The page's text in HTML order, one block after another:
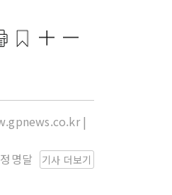
|
기사 더보기
정명달